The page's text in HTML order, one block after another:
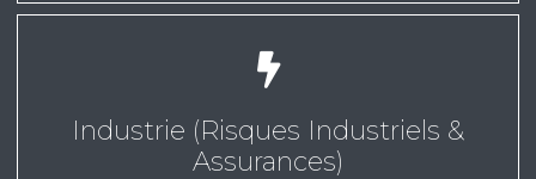
Industrie (Risques Industriels &
Assurances)